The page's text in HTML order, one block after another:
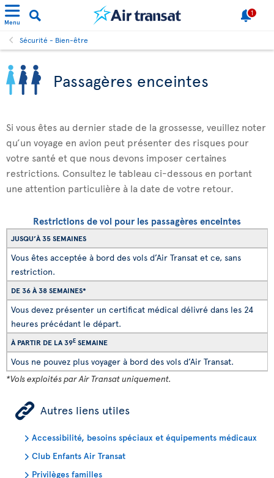
Menu
1
Sécurité - Bien-être
Passagères enceintes
Si vous êtes au dernier stade de la grossesse, veuillez noter
qu’un voyage en avion peut présenter des risques pour
votre santé et que nous devons imposer certaines
restrictions. Consultez le tableau ci-dessous en portant
une attention particulière à la date de votre retour.
Restrictions de vol pour les passagères enceintes
JUSQU’À 35 SEMAINES
Vous êtes acceptée à bord des vols d’Air Transat et ce, sans
restriction.
DE 36 À 38 SEMAINES*
Vous devez présenter un certificat médical délivré dans les 24
heures précédant le départ.
À PARTIR DE LA 39E SEMAINE
Vous ne pouvez plus voyager à bord des vols d’Air Transat.
*Vols exploités par Air Transat uniquement.
ÿ Autres liens utiles
Accessibilité, besoins spéciaux et équipements médicaux
Club Enfants Air Transat
Privilèges familles